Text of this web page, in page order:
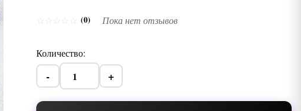
(0) Пока нет отзывов
Количество:
- +